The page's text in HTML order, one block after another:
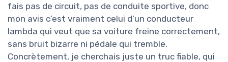
fais pas de circuit, pas de conduite sportive, donc
mon avis c’est vraiment celui d’un conducteur
lambda qui veut que sa voiture freine correctement,
sans bruit bizarre ni pédale qui tremble.
Concrètement, je cherchais juste un truc fiable, qui